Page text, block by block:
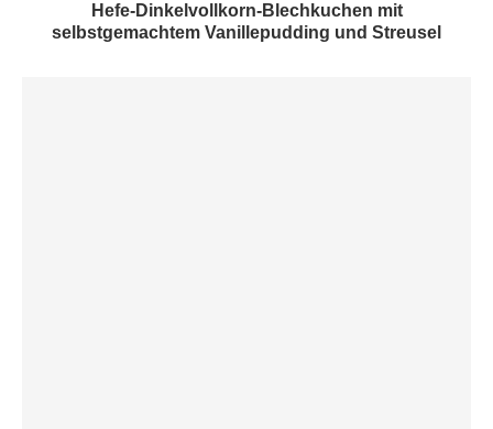
Hefe-Dinkelvollkorn-Blechkuchen mit
selbstgemachtem Vanillepudding und Streusel